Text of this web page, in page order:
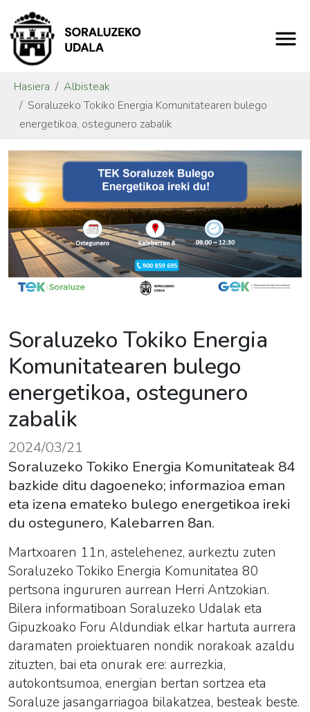
Hasiera
Albisteak
Soraluzeko Tokiko Energia Komunitatearen bulego
energetikoa, ostegunero zabalik
Soraluzeko Tokiko Energia
Komunitatearen bulego
energetikoa, ostegunero
zabalik
2024/03/21
Soraluzeko Tokiko Energia Komunitateak 84
bazkide ditu dagoeneko; informazioa eman
eta izena emateko bulego energetikoa ireki
du ostegunero, Kalebarren 8an.
Martxoaren 11n, astelehenez, aurkeztu zuten
Soraluzeko Tokiko Energia Komunitatea 80
pertsona ingururen aurrean Herri Antzokian.
Bilera informatiboan Soraluzeko Udalak eta
Gipuzkoako Foru Aldundiak elkar hartuta aurrera
daramaten proiektuaren nondik norakoak azaldu
zituzten, bai eta onurak ere: aurrezkia,
autokontsumoa, energian bertan sortzea eta
Soraluze jasangarriagoa bilakatzea, besteak beste.